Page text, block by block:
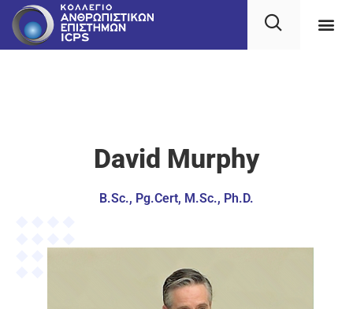
David Murphy
B.Sc., Pg.Cert, M.Sc., Ph.D.